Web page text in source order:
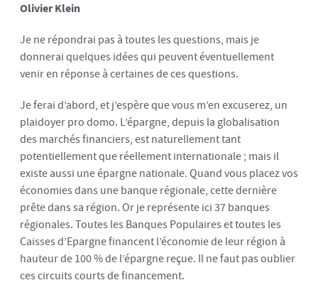
Olivier Klein
Je ne répondrai pas à toutes les questions, mais je
donnerai quelques idées qui peuvent éventuellement
venir en réponse à certaines de ces questions.
Je ferai d’abord, et j’espère que vous m’en excuserez, un
plaidoyer pro domo. L’épargne, depuis la globalisation
des marchés financiers, est naturellement tant
potentiellement que réellement internationale ; mais il
existe aussi une épargne nationale. Quand vous placez vos
économies dans une banque régionale, cette dernière
prête dans sa région. Or je représente ici 37 banques
régionales. Toutes les Banques Populaires et toutes les
Caisses d’Epargne financent l’économie de leur région à
hauteur de 100 % de l’épargne reçue. Il ne faut pas oublier
ces circuits courts de financement.